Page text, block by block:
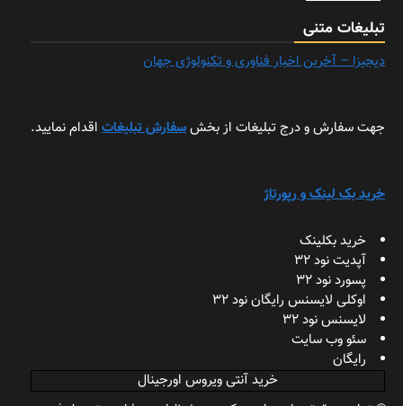
تبلیغات متنی
دیجیزا – آخرین اخبار فناوری و تکنولوژی جهان
جهت سفارش و درج تبلیغات از بخشسفارش تبلیغات اقدام نمایید.
خرید بک لینک و رپورتاژ
خرید بکلینک
آپدیت نود 32
پسورد نود 32
اوکلی لایسنس رایگان نود 32
لایسنس نود 32
سئو وب سایت
رایگان
خرید آنتی ویروس اورجینال